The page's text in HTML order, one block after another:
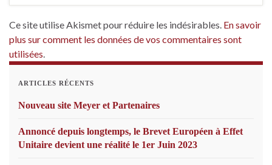
Ce site utilise Akismet pour réduire les indésirables. En savoir
plus sur comment les données de vos commentaires sont
utilisées.
ARTICLES RÉCENTS
Nouveau site Meyer et Partenaires
Annoncé depuis longtemps, le Brevet Européen à Effet
Unitaire devient une réalité le 1er Juin 2023